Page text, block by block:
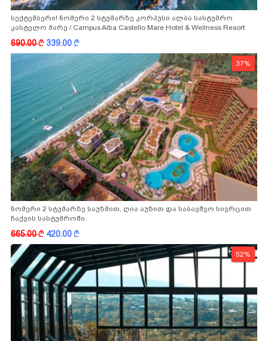
სექტემბერი! ნომერი 2 სტუმარზე კორპუსი ალბა სასტუმრო
კასტელო მარე / Campus Alba Castello Mare Hotel & Wellness Resort
690.00k 339.00k
37%
ნომერი 2 სტუმარზე საუზმით, ღია აუზით და საბავშვო სივრცით
ჩაქვის სასტუმროში
665.00k 420.00k
52%